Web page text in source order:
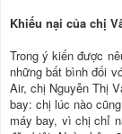
Khiếu nại của chị
Trong ý kiến được
những bất bình đối
Air, chị Nguyễn Thị
bay: chị lúc nào
máy bay, vì chị chỉ